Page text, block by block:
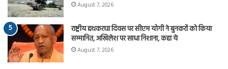
August 7, 2026
राष्ट्रीय हथकरघा दिवस पर सीएम योगी ने बुनकरों को किया
सम्मानित, अखिलेश पर साधा निशाना, कहा ये
August 7, 2026